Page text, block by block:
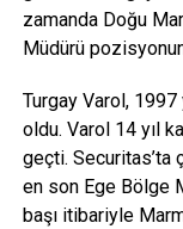
40 kg’a kadar
uygulama
ANAHTAR KELIMELER:
EGİAD MELEKLERI
PROFESYONEL
GÜLER
SG SPOR
zamanda Doğu
Müdürü
Turgay Varol, 1997
oldu. Varol 14 yıl
geçti. Securitas’ta
en son Ege Bölge
başı itibariyle